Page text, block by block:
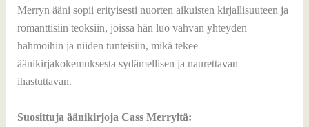
Merryn ääni sopii erityisesti nuorten aikuisten kirjallisuuteen ja
romanttisiin teoksiin, joissa hän luo vahvan yhteyden
hahmoihin ja niiden tunteisiin, mikä tekee
äänikirjakokemuksesta sydämellisen ja naurettavan
ihastuttavan.
Suosittuja äänikirjoja Cass Merryltä: